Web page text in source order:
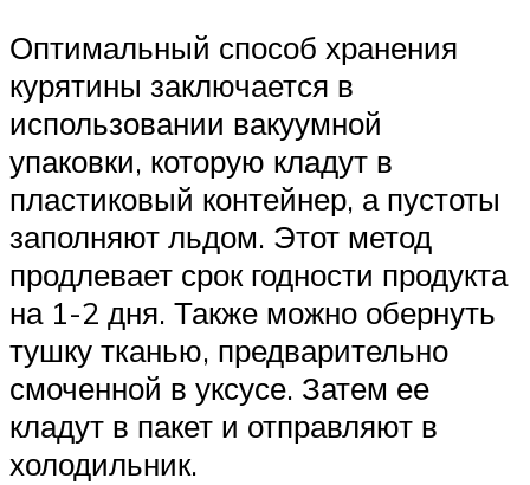
Оптимальный способ хранения
курятины заключается в
использовании вакуумной
упаковки, которую кладут в
пластиковый контейнер, а пустоты
заполняют льдом. Этот метод
продлевает срок годности продукта
на 1-2 дня. Также можно обернуть
тушку тканью, предварительно
смоченной в уксусе. Затем ее
кладут в пакет и отправляют в
холодильник.